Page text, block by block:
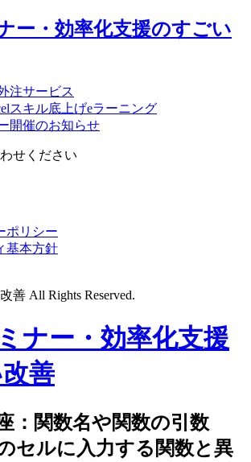
注サービス
スキル底上げeラーニング
開催のお知らせ
せください
ポリシー
基本方針
善 All Rights Reserved.
：関数名や関数の引数
セルに入力する関数と異